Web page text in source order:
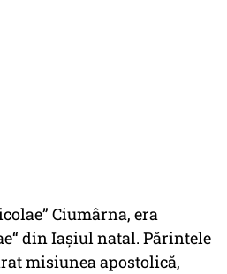
Ciumârna, era
din Iaşiul natal. Părintele
misiunea apostolică,